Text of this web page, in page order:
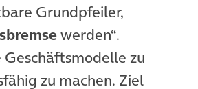
Grundpfeiler,
werden“.
zu
zu machen. Ziel